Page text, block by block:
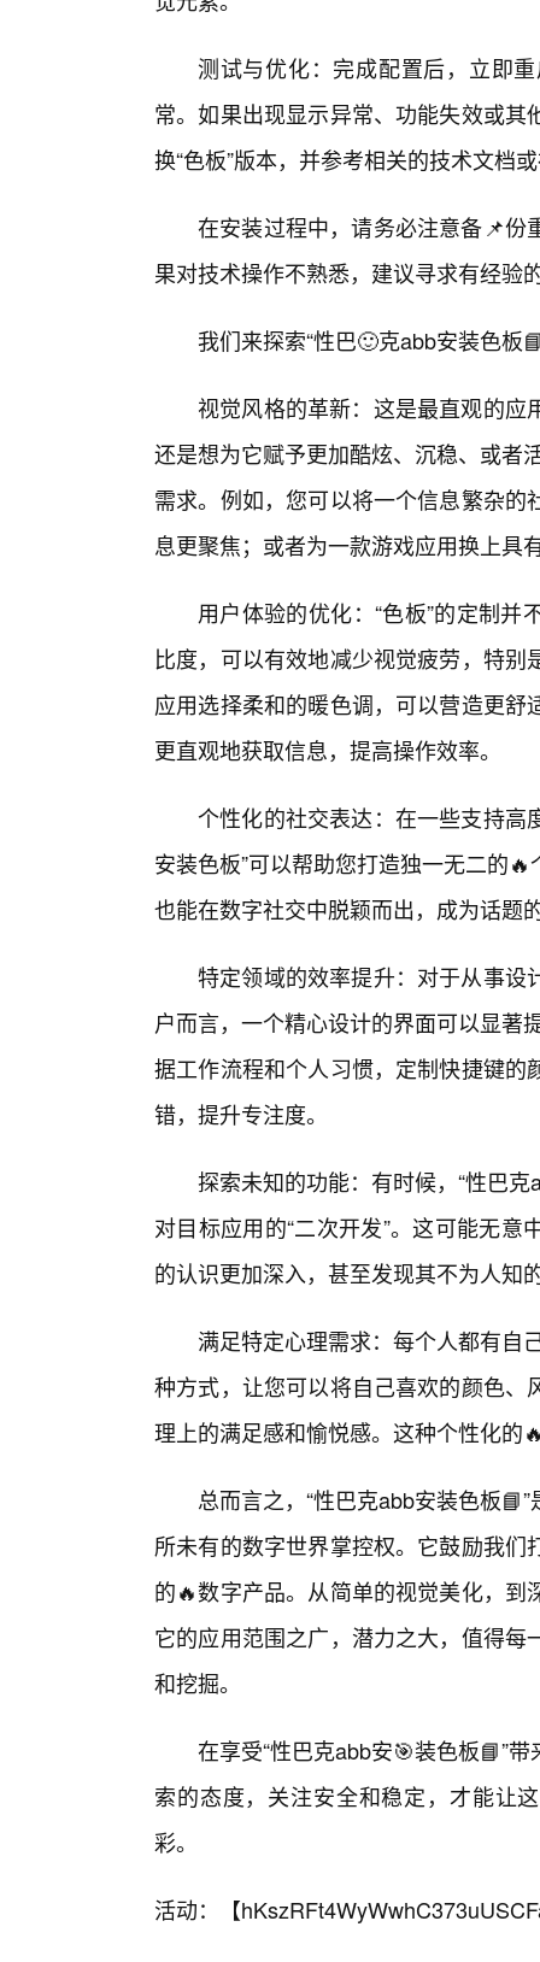
测试与优化：完成配置后，立即
常。如果出现显示异常、功能失效或
换“色板”版本，并参考相关的技术文档
在安装过程中，请务必注意备📌份
果对技术操作不熟悉，建议寻求有经验
我们来探索“性巴🙂克abb安装色板
视觉风格的革新：这是最直观的
还是想为它赋予更加酷炫、沉稳、或者
需求。例如，您可以将一个信息繁杂
息更聚焦；或者为一款游戏应用换上具
用户体验的优化：“色板”的定制
比度，可以有效地减少视觉疲劳，特
应用选择柔和的暖色调，可以营造更
更直观地获取信息，提高操作效率。
个性化的社交表达：在一些支持高
安装色板”可以帮助您打造独一无二的
也能在数字社交中脱颖而出，成为话题
特定领域的效率提升：对于从事设
户而言，一个精心设计的界面可以显著
据工作流程和个人习惯，定制快捷键
错，提升专注度。
探索未知的功能：有时候，“性巴
对目标应用的“二次开发”。这可能无
的认识更加深入，甚至发现其不为人知
满足特定心理需求：每个人都有自
种方式，让您可以将自己喜欢的颜色
理上的满足感和愉悦感。这种个性化的
总而言之，“性巴克abb安装色板
所未有的数字世界掌控权。它鼓励我
的🔥数字产品。从简单的视觉美化，
它的应用范围之广，潜力之大，值得
和挖掘。
在享受“性巴克abb安🎯装色板📘”
索的态度，关注安全和稳定，才能让
彩。
活动：【